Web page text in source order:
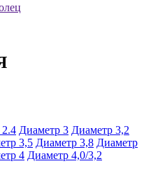
Диаметр 3 Диаметр 3,2
3,5 Диаметр 3,8 Диаметр
4 Диаметр 4,0/3,2